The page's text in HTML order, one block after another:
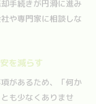
手続きが円滑に進み
や専門家に相談しな
を減らす
があるため、「何か
も少なくありませ